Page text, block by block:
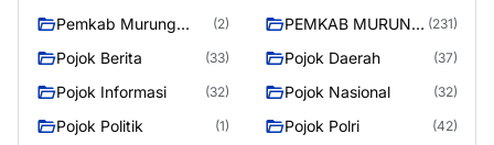
Pemkab Murung
(2)
PEMKAB MURUNG (231)
Pojok Berita (33) Pojok Daerah (37)
Pojok Informasi (32) Pojok Nasional (32)
Pojok Politik (1) Pojok Polri (42)